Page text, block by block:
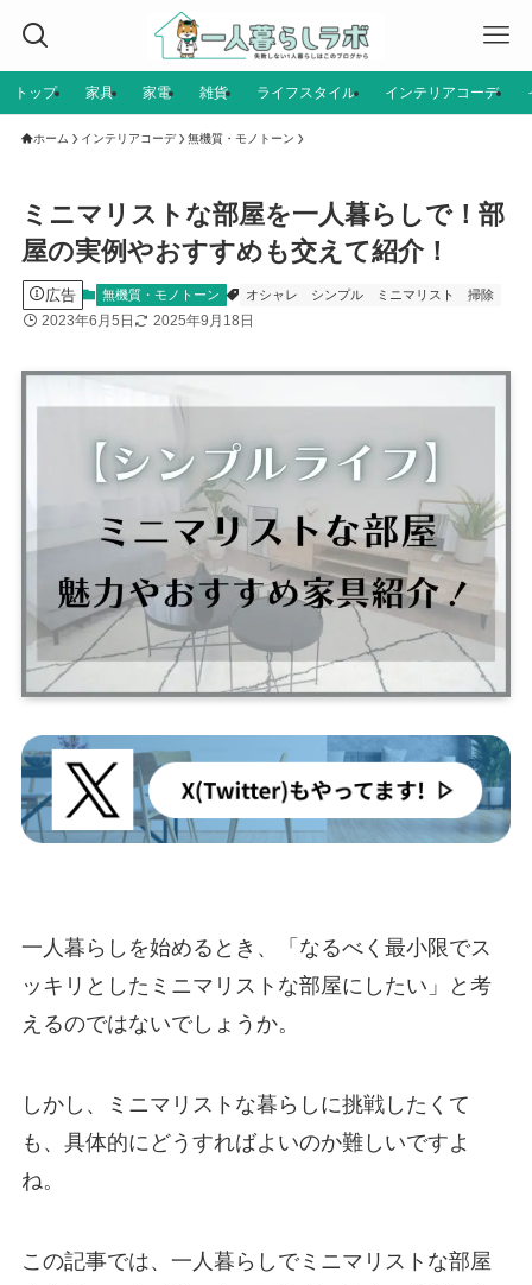
トップ 家具 家電 雑貨 ライフスタイル インテリアコーデ
ホーム インテリアコーデ 無機質・モノトーン
ミニマリストな部屋を一人暮らしで！部
屋の実例やおすすめも交えて紹介！
広告 無機質・モノトーン オシャレ シンプル ミニマリスト 掃除
2023年6月5日 2025年9月18日
一人暮らしを始めるとき、「なるべく最小限でス
ッキリとしたミニマリストな部屋にしたい」と考
えるのではないでしょうか。
しかし、ミニマリストな暮らしに挑戦したくて
も、具体的にどうすればよいのか難しいですよ
ね。
この記事では、一人暮らしでミニマリストな部屋